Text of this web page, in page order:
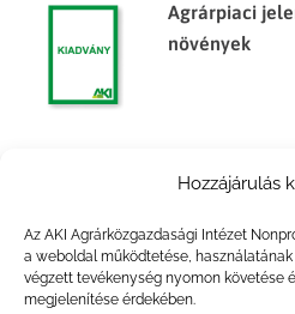
Hozzájárulás
Az AKI Agrárközgazdasági Intézet
a weboldal működtetése,
végzett tevékenység nyomon követése
megjelenítése érdekében.
Agrárpiaci
növények
Agrárpiaci